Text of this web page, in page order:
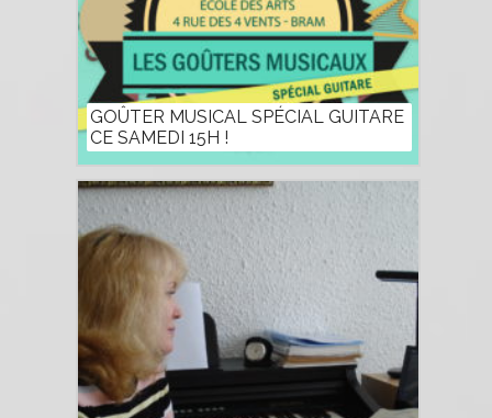
GOÛTER MUSICAL SPÉCIAL GUITARE
CE SAMEDI 15H !